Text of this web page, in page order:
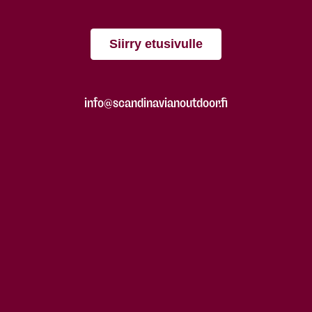
Siirry etusivulle
info@scandinavianoutdoor.fi